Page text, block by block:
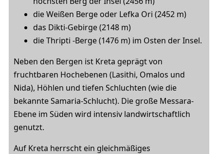
die Weißen Berge oder Lefka Ori (2452 m)
das Dikti-Gebirge (2148 m)
die Thripti -Berge (1476 m) im Osten der Insel.
Neben den Bergen ist Kreta geprägt von
fruchtbaren Hochebenen (Lasithi, Omalos und
Nida), Höhlen und tiefen Schluchten (wie die
bekannte Samaria-Schlucht). Die große Messara-
Ebene im Süden wird intensiv landwirtschaftlich
genutzt.
Auf Kreta herrscht ein gleichmäßiges